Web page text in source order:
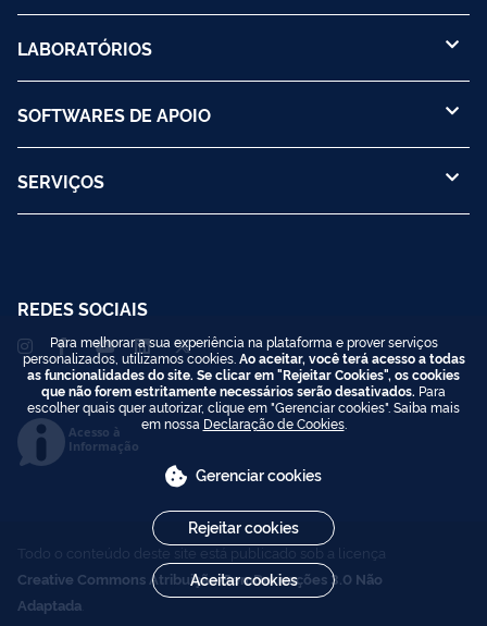
LABORATÓRIOS
SOFTWARES DE APOIO
SERVIÇOS
REDES SOCIAIS
Acesso à
Informação
Todo o conteúdo deste site está publicado sob a licença
Creative Commons Atribuição-SemDerivações 3.0 Não
Adaptada
Para melhorar a sua experiência na plataforma e prover serviços
personalizados, utilizamos cookies. Ao aceitar, você terá acesso a todas
as funcionalidades do site. Se clicar em "Rejeitar Cookies", os cookies
que não forem estritamente necessários serão desativados. Para
escolher quais quer autorizar, clique em "Gerenciar cookies". Saiba mais
em nossa Declaração de Cookies.
Gerenciar cookies
Rejeitar cookies
Aceitar cookies